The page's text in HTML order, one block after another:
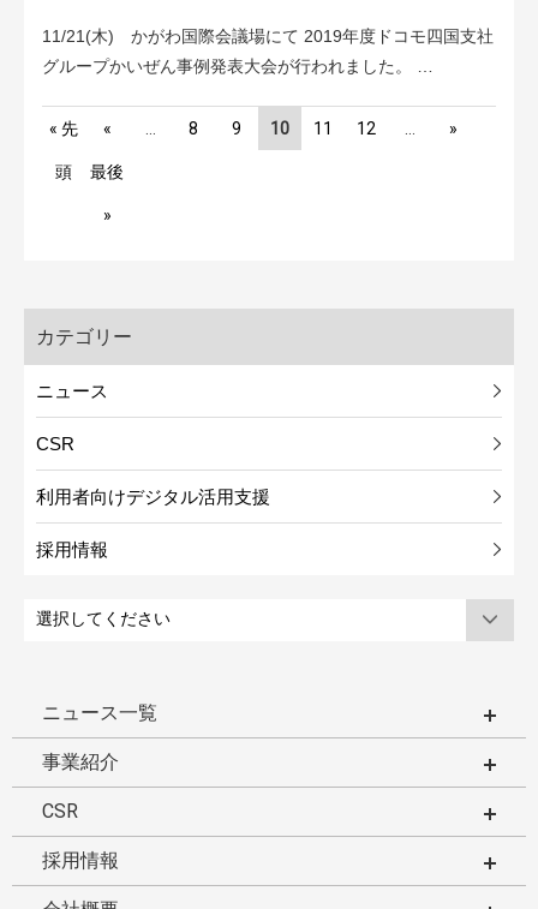
11/21(木) かがわ国際会議場にて 2019年度ドコモ四国支社
グループかいぜん事例発表大会が行われました。 …
« 先
頭
« 8 9 10 11 12 »
最後
»
カテゴリー
ニュース
CSR
利用者向けデジタル活用支援
採用情報
ニュース一覧
事業紹介
CSR
採用情報